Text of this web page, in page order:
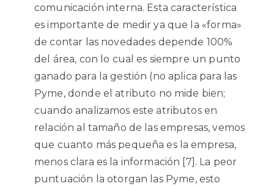
comunicación interna. Esta característica
es importante de medir ya que la «forma»
de contar las novedades depende 100%
del área, con lo cual es siempre un punto
ganado para la gestión (no aplica para las
Pyme, donde el atributo no mide bien;
cuando analizamos este atributos en
relación al tamaño de las empresas, vemos
que cuanto más pequeña es la empresa,
menos clara es la información [7]. La peor
puntuación la otorgan las Pyme, esto